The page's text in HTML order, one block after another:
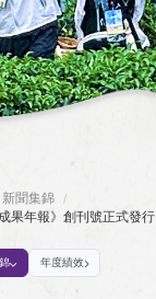
新聞集錦 /
果年報》創刊號正式發行
年度績效